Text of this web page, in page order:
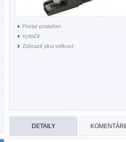
Poslať priateľovi
Vytlačiť
Zobraziť plnú veľkosť
DETAILY